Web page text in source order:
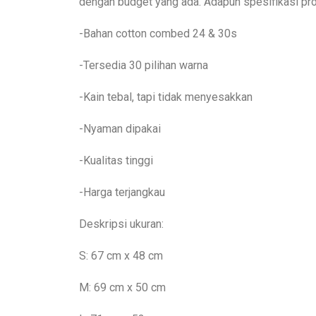
-Bahan cotton combed 24 & 30s
-Tersedia 30 pilihan warna
-Kain tebal, tapi tidak menyesakkan
-Nyaman dipakai
-Kualitas tinggi
-Harga terjangkau
Deskripsi ukuran:
S: 67 cm x 48 cm
M: 69 cm x 50 cm